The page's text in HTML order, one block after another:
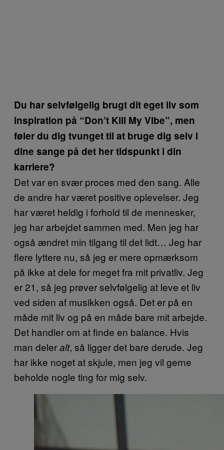
Du har selvfølgelig brugt dit eget liv som
inspiration på “Don’t Kill My Vibe”, men
føler du dig tvunget til at bruge dig selv i
dine sange på det her tidspunkt i din
karriere?
Det var en svær proces med den sang. Alle
de andre har været positive oplevelser. Jeg
har været heldig i forhold til de mennesker,
jeg har arbejdet sammen med. Men jeg har
også ændret min tilgang til det lidt… Jeg har
flere lyttere nu, så jeg er mere opmærksom
på ikke at dele for meget fra mit privatliv. Jeg
er 21, så jeg prøver selvfølgelig at leve et liv
ved siden af musikken også. Det er på en
måde mit liv og på en måde bare mit arbejde.
Det handler om at finde en balance. Hvis
man deleralt, så ligger det bare derude. Jeg
har ikke noget at skjule, men jeg vil gerne
beholde nogle ting for mig selv.